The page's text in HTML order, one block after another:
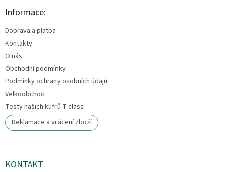
Informace:
Doprava a platba
Kontakty
O nás
Obchodní podmínky
Podmínky ochrany osobních údajů
Velkoobchod
Testy našich kufrů T-class
Reklamace a vrácení zboží
KONTAKT